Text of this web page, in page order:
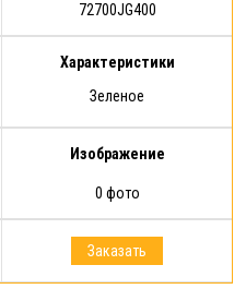
72700JG400
Характеристики
Зеленое
Изображение
0 фото
Заказать